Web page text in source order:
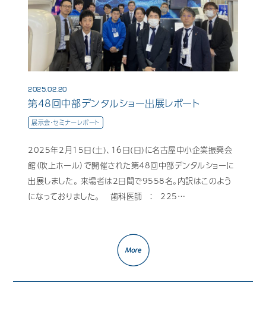
耳鼻科用X線製品
Cases 導入事例
Support 保守・サポート
Recruit 採用情報
Contact お問い合わせ
2025.02.20
第48回中部デンタルショー出展レポート
展示会・セミナーレポート
2025年2月15日(土)、16日(日)に名古屋中小企業振興会
館（吹上ホール）で開催された第48回中部デンタルショーに
出展しました。 来場者は2日間で9558名。内訳はこのよう
になっておりました。 歯科医師 ： 225…